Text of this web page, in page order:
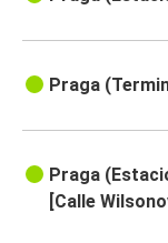
Praga
Praga
[Calle